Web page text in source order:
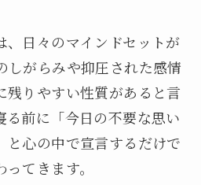
、日々のマインドセットが
しがらみや抑圧された感情
残りやすい性質があると言
る前に「今日の不要な思い
と心の中で宣言するだけで
てきます。